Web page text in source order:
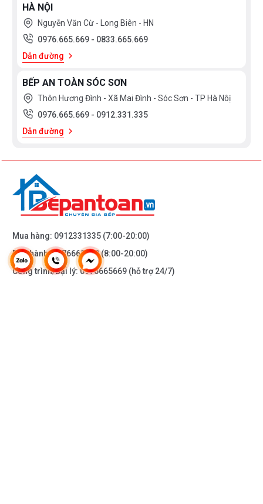
HÀ NỘI
Nguyễn Văn Cừ - Long Biên - HN
0976.665.669 - 0833.665.669
Dẫn đường
BẾP AN TOÀN SÓC SƠN
Thôn Hương Đình - Xã Mai Đình - Sóc Sơn - TP Hà Nôị
0976.665.669 - 0912.331.335
Dẫn đường
Mua hàng: 0912331335 (7:00-20:00)
Bảo hành:0976665669(8:00-20:00)
Công trình/Đại lý:0976665669 (hỗ trợ 24/7)